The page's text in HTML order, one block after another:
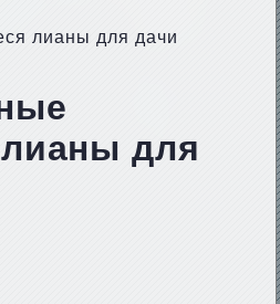
лианы для дачи
для